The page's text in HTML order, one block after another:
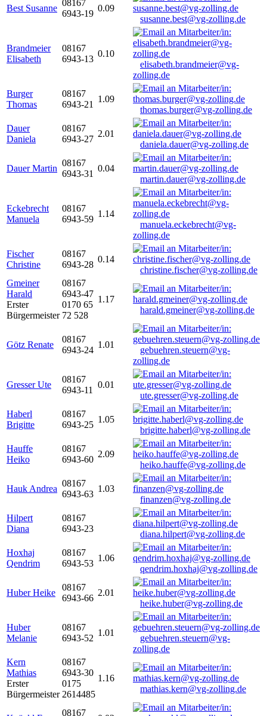
Best Susanne
08167
6943-19
0.09
susanne.best@vg-zolling.de
Brandmeier
Elisabeth
08167
6943-13
0.10
elisabeth.brandmeier@vg-
zolling.de
Burger
Thomas
08167
6943-21
1.09
thomas.burger@vg-zolling.de
Dauer
Daniela
08167
6943-27
2.01
daniela.dauer@vg-zolling.de
Dauer Martin
08167
6943-31
0.04
martin.dauer@vg-zolling.de
Eckebrecht
Manuela
08167
6943-59
1.14
manuela.eckebrecht@vg-
zolling.de
Fischer
Christine
08167
6943-28
0.14
christine.fischer@vg-zolling.de
Gmeiner
Harald
Erster
Bürgermeister
08167
6943-47
0170 65
72 528
1.17
harald.gmeiner@vg-zolling.de
Götz Renate
08167
6943-24
1.01
gebuehren.steuern@vg-
zolling.de
Gresser Ute
08167
6943-11
0.01
ute.gresser@vg-zolling.de
Haberl
Brigitte
08167
6943-25
1.05
brigitte.haberl@vg-zolling.de
Hauffe
Heiko
08167
6943-60
2.09
heiko.hauffe@vg-zolling.de
Hauk Andrea
08167
6943-63
1.03
finanzen@vg-zolling.de
Hilpert
Diana
08167
6943-23
diana.hilpert@vg-zolling.de
Hoxhaj
Qendrim
08167
6943-53
1.06
qendrim.hoxhaj@vg-zolling.de
Huber Heike
08167
6943-66
2.01
heike.huber@vg-zolling.de
Huber
Melanie
08167
6943-52
1.01
gebuehren.steuern@vg-
zolling.de
Kern
Mathias
Erster
Bürgermeister
08167
6943-30
0175
2614485
1.16
mathias.kern@vg-zolling.de
08167